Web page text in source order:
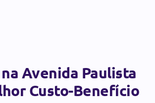
Avenida Paulista
Custo-Benefício